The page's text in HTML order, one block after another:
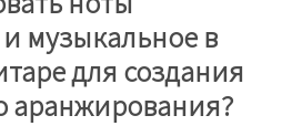
музыкальное в
для создания
аранжирования?